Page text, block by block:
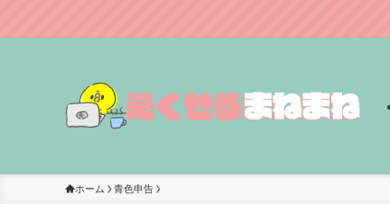
ホーム 青色申告